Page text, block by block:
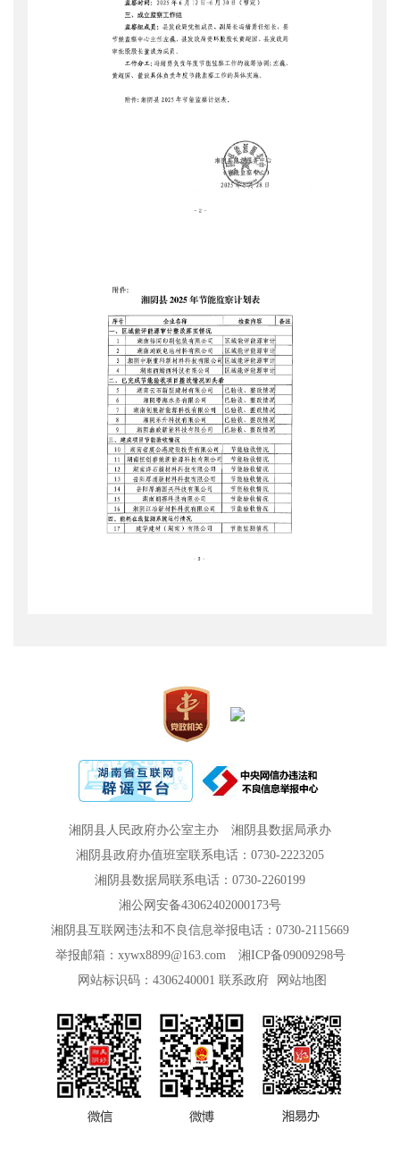
湘阴县人民政府办公室主办
湘阴县数据局承办
湘阴县政府办值班室联系电话：0730-2223205
湘阴县数据局联系电话：0730-2260199
湘公网安备43062402000173号
湘阴县互联网违法和不良信息举报电话：0730-2115669
举报邮箱：xywx8899@163.com
湘ICP备09009298号
网站标识码：4306240001 联系政府 网站地图